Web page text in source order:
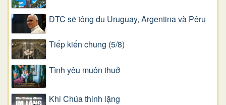
ĐTC sẽ tông du Uruguay, Argentina và Pêru
Tiếp kiến chung (5/8)
Tình yêu muôn thuở
Khi Chúa thinh lặng